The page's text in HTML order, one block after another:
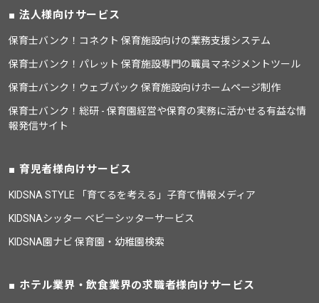
法人様向けサービス
保育士バンク！コネクト 保育施設向けの業務支援システム
保育士バンク！パレット 保育施設専門の職員マネジメントツール
保育士バンク！ウェブパック 保育施設向けホームページ制作
保育士バンク！総研 - 保育園経営や保育の実務に活かせる有益な情
報発信サイト
育児者様向けサービス
KIDSNA STYLE 「育てるを考える」子育て情報メディア
KIDSNAシッター ベビーシッターサービス
KIDSNA園ナビ 保育園・幼稚園検索
ホテル業界・飲食業界の求職者様向けサービス